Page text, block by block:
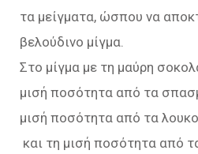
τα μείγματα, ώσπου να
βελούδινο μίγμα.
Στο μίγμα με τη μαύρη
μισή ποσότητα από τα
μισή ποσότητα από τα
και τη μισή ποσότητα από